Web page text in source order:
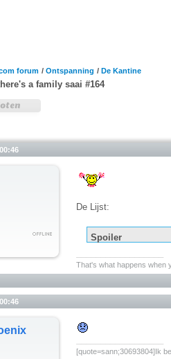
forum / Ontspanning / De Kantine
a family saai #164
De Lijst:
Spoiler
That's what happens when
[quote=sann;30693804]Ik